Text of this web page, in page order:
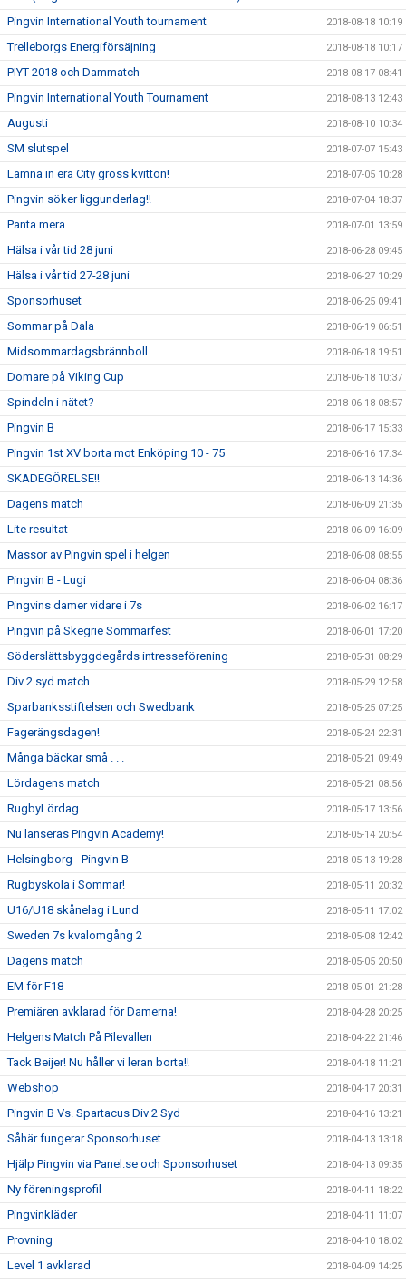
Pingvin International Youth tournament 2018-08-18 10:19
Trelleborgs Energiförsäjning 2018-08-18 10:17
PIYT 2018 och Dammatch 2018-08-17 08:41
Pingvin International Youth Tournament 2018-08-13 12:43
Augusti 2018-08-10 10:34
SM slutspel 2018-07-07 15:43
Lämna in era City gross kvitton! 2018-07-05 10:28
Pingvin söker liggunderlag!! 2018-07-04 18:37
Panta mera 2018-07-01 13:59
Hälsa i vår tid 28 juni 2018-06-28 09:45
Hälsa i vår tid 27-28 juni 2018-06-27 10:29
Sponsorhuset 2018-06-25 09:41
Sommar på Dala 2018-06-19 06:51
Midsommardagsbrännboll 2018-06-18 19:51
Domare på Viking Cup 2018-06-18 10:37
Spindeln i nätet? 2018-06-18 08:57
Pingvin B 2018-06-17 15:33
Pingvin 1st XV borta mot Enköping 10 - 75 2018-06-16 17:34
SKADEGÖRELSE!! 2018-06-13 14:36
Dagens match 2018-06-09 21:35
Lite resultat 2018-06-09 16:09
Massor av Pingvin spel i helgen 2018-06-08 08:55
Pingvin B - Lugi 2018-06-04 08:36
Pingvins damer vidare i 7s 2018-06-02 16:17
Pingvin på Skegrie Sommarfest 2018-06-01 17:20
Söderslättsbyggdegårds intresseförening 2018-05-31 08:29
Div 2 syd match 2018-05-29 12:58
Sparbanksstiftelsen och Swedbank 2018-05-25 07:25
Fagerängsdagen! 2018-05-24 22:31
Många bäckar små . . . 2018-05-21 09:49
Lördagens match 2018-05-21 08:56
RugbyLördag 2018-05-17 13:56
Nu lanseras Pingvin Academy! 2018-05-14 20:54
Helsingborg - Pingvin B 2018-05-13 19:28
Rugbyskola i Sommar! 2018-05-11 20:32
U16/U18 skånelag i Lund 2018-05-11 17:02
Sweden 7s kvalomgång 2 2018-05-08 12:42
Dagens match 2018-05-05 20:50
EM för F18 2018-05-01 21:28
Premiären avklarad för Damerna! 2018-04-28 20:25
Helgens Match På Pilevallen 2018-04-22 21:46
Tack Beijer! Nu håller vi leran borta!! 2018-04-18 11:21
Webshop 2018-04-17 20:31
Pingvin B Vs. Spartacus Div 2 Syd 2018-04-16 13:21
Såhär fungerar Sponsorhuset 2018-04-13 13:18
Hjälp Pingvin via Panel.se och Sponsorhuset 2018-04-13 09:35
Ny föreningsprofil 2018-04-11 18:22
Pingvinkläder 2018-04-11 11:07
Provning 2018-04-10 18:02
Level 1 avklarad 2018-04-09 14:25